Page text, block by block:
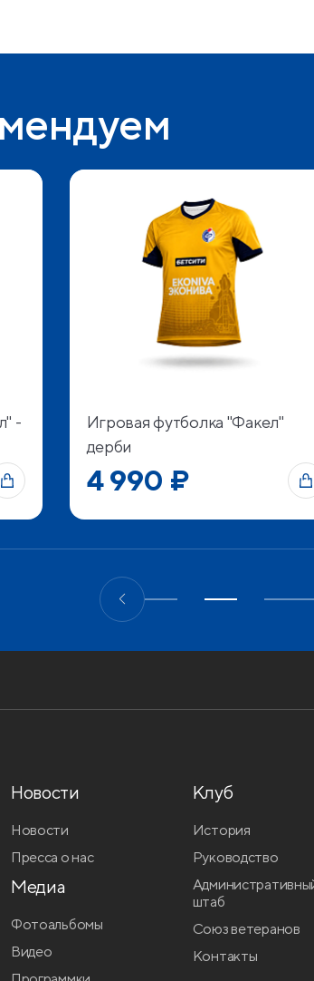
-
Игровая футболка "Факел"
дерби
4 990 ₽
Новости
Новости
Пресса о нас
Медиа
Фотоальбомы
Видео
Клуб
История
Руководство
штаб
Союз ветеранов
Контакты